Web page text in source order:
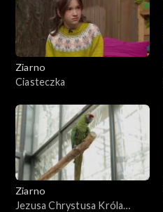
Ziarno
Ciasteczka
Ziarno
Jezusa Chrystusa Króla